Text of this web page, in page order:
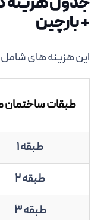
+ بارچین
این هزینه های
طبقات ساختمان
طبقه 1
طبقه 2
طبقه 3